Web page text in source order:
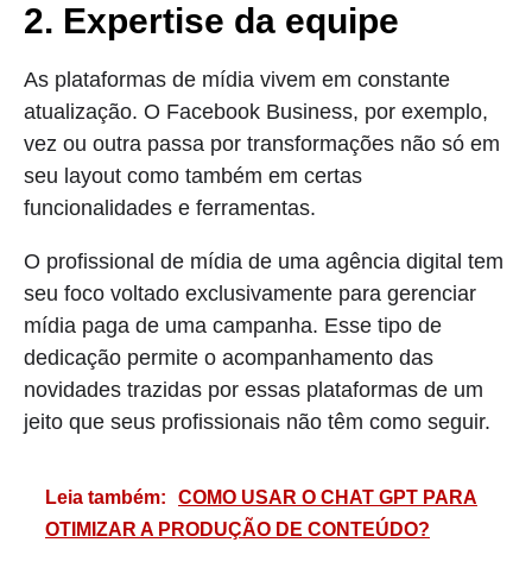
2. Expertise da equipe
As plataformas de mídia vivem em constante
atualização. O Facebook Business, por exemplo,
vez ou outra passa por transformações não só em
seu layout como também em certas
funcionalidades e ferramentas.
O profissional de mídia de uma agência digital tem
seu foco voltado exclusivamente para gerenciar
mídia paga de uma campanha. Esse tipo de
dedicação permite o acompanhamento das
novidades trazidas por essas plataformas de um
jeito que seus profissionais não têm como seguir.
Leia também:
COMO USAR O CHAT GPT PARA
OTIMIZAR A PRODUÇÃO DE CONTEÚDO?